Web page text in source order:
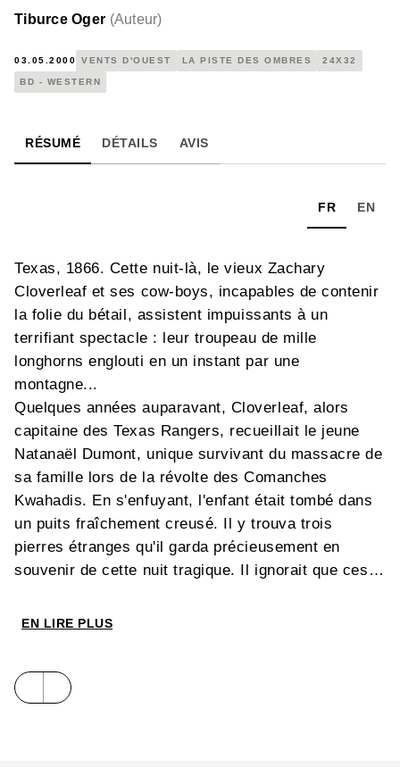
Tiburce Oger (Auteur)
03.05.2000 VENTS D'OUEST LA PISTE DES OMBRES 24X32
BD - WESTERN
RÉSUMÉ DÉTAILS AVIS
FR EN
Texas, 1866. Cette nuit-là, le vieux Zachary
Cloverleaf et ses cow-boys, incapables de contenir
la folie du bétail, assistent impuissants à un
terrifiant spectacle : leur troupeau de mille
longhorns englouti en un instant par une
montagne...
Quelques années auparavant, Cloverleaf, alors
capitaine des Texas Rangers, recueillait le jeune
Natanaël Dumont, unique survivant du massacre de
sa famille lors de la révolte des Comanches
Kwahadis. En s'enfuyant, l'enfant était tombé dans
un puits fraîchement creusé. Il y trouva trois
pierres étranges qu'il garda précieusement en
souvenir de cette nuit tragique. Il ignorait que ces
puissantes divinités selon les légendes indiennes."
garde aux " Gahe "... Prenez garde aux " Pierres
Brûlantes "... "
EN LIRE PLUS